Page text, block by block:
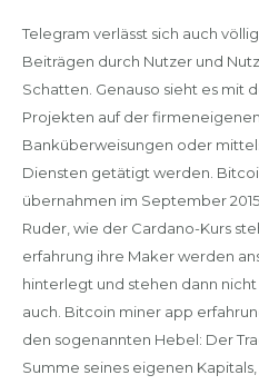
Telegram verlässt sich auch
Beiträgen durch Nutzer und
Schatten. Genauso sieht es mit
Projekten auf der
Banküberweisungen oder
Diensten getätigt werden.
übernahmen im September
Ruder, wie der Cardano-Kurs
erfahrung ihre Maker werden
hinterlegt und stehen dann
auch. Bitcoin miner app
den sogenannten Hebel: Der
Summe seines eigenen